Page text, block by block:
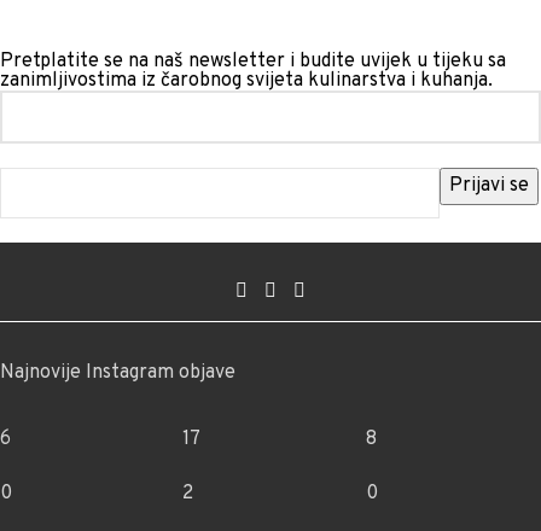
Pretplatite se na naš newsletter i budite uvijek u tijeku sa
zanimljivostima iz čarobnog svijeta kulinarstva i kuhanja.
Najnovije Instagram objave
6
0
17
2
8
0